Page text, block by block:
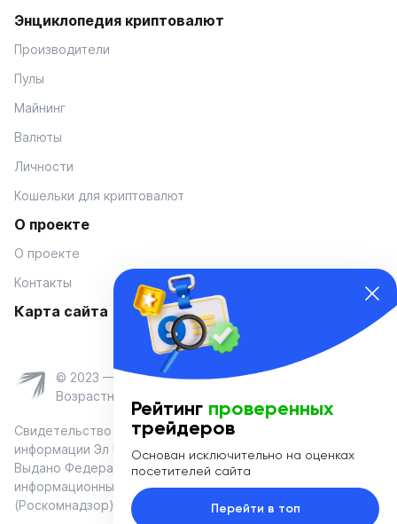
Энциклопедия криптовалют
Производители
Пулы
Майнинг
Валюты
Личности
Кошельки для криптовалют
О проекте
О проекте
Контакты
Карта сайта
© 2023 — Coinmania
Возрастное ограничение 16+
Свидетельство о регистрации средства массовой
информации Эл № ФС 77-74908 от «25» января 2019 г.
Выдано Федеральной службой по надзору в сфере связи,
информационных технологий и массовых коммуникаций
(Роскомнадзор)
Рейтинг проверенных
трейдеров
Основан исключительно на оценках
посетителей сайта
Перейти в топ